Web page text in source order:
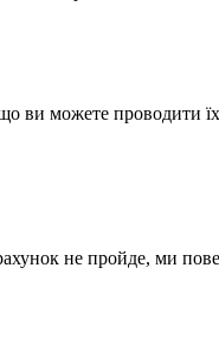
ви можете проводити
не пройде, ми